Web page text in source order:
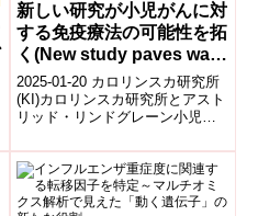
新しい研究が小児がんに対
する免疫療法の可能性を拓
く(New study paves way
for immunotherapies
tailored for childhood
cancers)
2025-01-20 カロリンスカ研究所
(KI)カロリンスカ研究所とアスト
リッド・リンドグレーン小児病
ステムががんに対してどのよう
に...